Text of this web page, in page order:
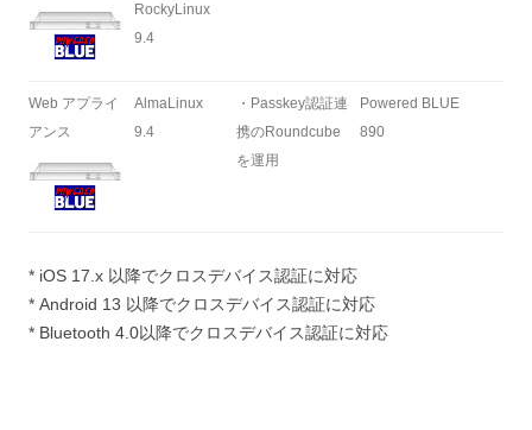
RockyLinux
9.4
Web アプライ
アンス
AlmaLinux
9.4
・Passkey認証連
携のRoundcube
を運用
Powered BLUE
890
* iOS 17.x 以降でクロスデバイス認証に対応
* Android 13 以降でクロスデバイス認証に対応
* Bluetooth 4.0以降でクロスデバイス認証に対応